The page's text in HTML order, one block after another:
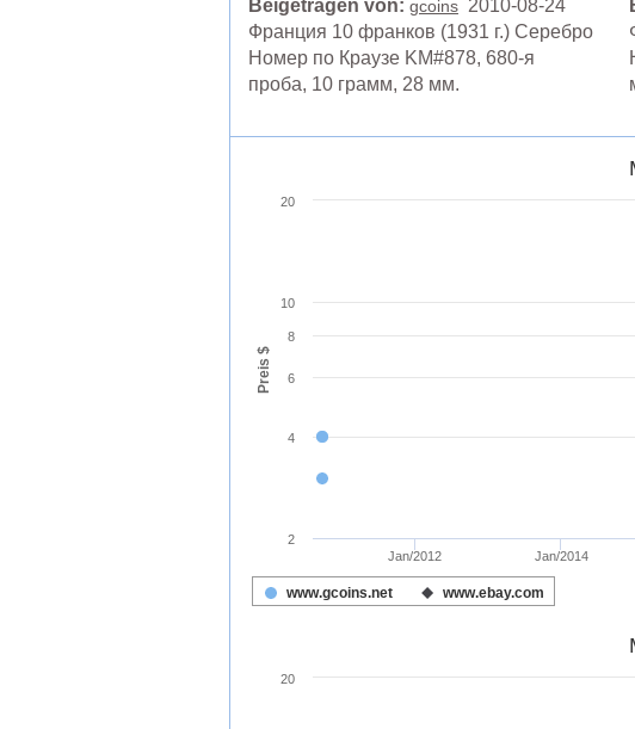
Beigetragen von: gcoins 2010-08-24
Франция 10 франков (1931 г.) Серебро
Номер по Краузе KM#878, 680-я
проба, 10 грамм, 28 мм.